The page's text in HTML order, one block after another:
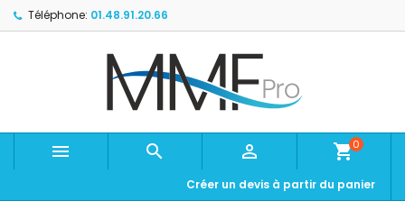
Téléphone: 01.48.91.20.66
   shopping_cart0
Créer un devis à partir du panier